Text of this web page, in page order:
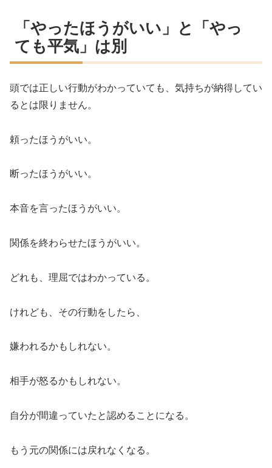
「やったほうがいい」と「やっ
ても平気」は別
頭では正しい行動がわかっていても、気持ちが納得してい
るとは限りません。
頼ったほうがいい。
断ったほうがいい。
本音を言ったほうがいい。
関係を終わらせたほうがいい。
どれも、理屈ではわかっている。
けれども、その行動をしたら、
嫌われるかもしれない。
相手が怒るかもしれない。
自分が間違っていたと認めることになる。
もう元の関係には戻れなくなる。